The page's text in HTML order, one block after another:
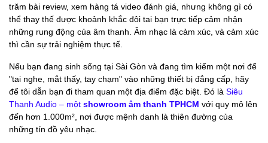
trăm bài review, xem hàng tá video đánh giá, nhưng không gì có
thể thay thế được khoảnh khắc đôi tai bạn trực tiếp cảm nhận
những rung động của âm thanh. Âm nhạc là cảm xúc, và cảm xúc
thì cần sự trải nghiệm thực tế.
Nếu bạn đang sinh sống tại Sài Gòn và đang tìm kiếm một nơi để
"tai nghe, mắt thấy, tay chạm" vào những thiết bị đẳng cấp, hãy
để tôi dẫn bạn đi tham quan một địa điểm đặc biệt. Đó là Siêu
Thanh Audio – một showroom âm thanh TPHCM với quy mô lên
đến hơn 1.000m², nơi được mệnh danh là thiên đường của
những tín đồ yêu nhạc.